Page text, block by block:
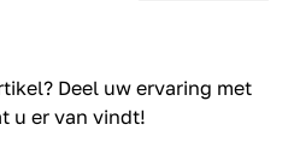
Deel uw ervaring met
u er van vindt!